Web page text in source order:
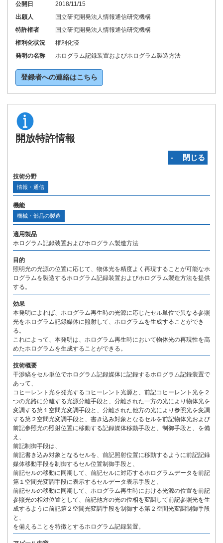
公開日
2018/11/15
出願人
国立研究開発法人情報通信研究機構
特許権者
国立研究開発法人情報通信研究機構
権利化状況
権利化済
発明の名称
ホログラム記録装置およびホログラム製造方法
登録者への連絡はこちら
開放特許情報
‐ 閉じる
技術分野
情報・通信
機能
機械・部品の製造
適用製品
ホログラム記録装置およびホログラム製造方法
目的
照明光の光源の位置に応じて、物体光を精度よく再現することが可能なホ
ログラムを製造するホログラム記録装置およびホログラム製造方法を提供
する。
効果
本発明によれば、ホログラム再生時の光源に応じたセル単位で異なる参照
光をホログラム記録媒体に照射して、ホログラムを生成することができ
る。
これによって、本発明は、ホログラム再生時において物体光の再現性を高
めたホログラムを生成することができる。
技術概要
干渉縞をセル単位でホログラム記録媒体に記録するホログラム記録装置で
あって、
コヒーレント光を発光するコヒーレント光源と、前記コヒーレント光を２
つの光路に分離する光源分離手段と、分離された一方の光により物体光を
変調する第１空間光変調手段と、分離された他方の光により参照光を変調
する第２空間光変調手段と、書き込み対象となるセルを前記物体光および
前記参照光の照射位置に移動する記録媒体移動手段と、制御手段と、を備
え、
前記制御手段は、
前記書き込み対象となるセルを、前記照射位置に移動するように前記記録
媒体移動手段を制御するセル位置制御手段と、
前記セルの移動に同期して、前記セルに対応するホログラムデータを前記
第１空間光変調手段に表示するセルデータ表示手段と、
前記セルの移動に同期して、ホログラム再生時における光源の位置を前記
参照光の相対位置として、前記他方の光の位相を変調して前記参照光を生
成するように前記第２空間光変調手段を制御する第２空間光変調制御手段
と、
を備えることを特徴とするホログラム記録装置。